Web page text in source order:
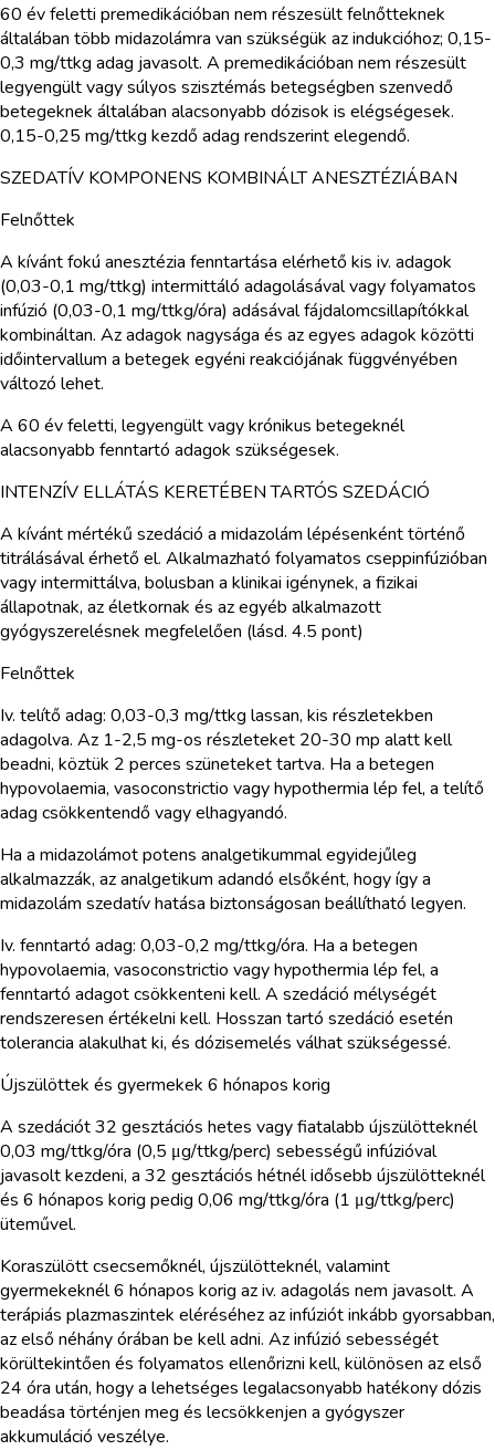
60 év feletti premedikációban nem részesült felnőtteknek
általában több midazolámra van szükségük az indukcióhoz; 0,15-
0,3 mg/ttkg adag javasolt. A premedikációban nem részesült
legyengült vagy súlyos szisztémás betegségben szenvedő
betegeknek általában alacsonyabb dózisok is elégségesek.
0,15-0,25 mg/ttkg kezdő adag rendszerint elegendő.
SZEDATÍV KOMPONENS KOMBINÁLT ANESZTÉZIÁBAN
Felnőttek
A kívánt fokú anesztézia fenntartása elérhető kis iv. adagok
(0,03-0,1 mg/ttkg) intermittáló adagolásával vagy folyamatos
infúzió (0,03-0,1 mg/ttkg/óra) adásával fájdalomcsillapítókkal
kombináltan. Az adagok nagysága és az egyes adagok közötti
időintervallum a betegek egyéni reakciójának függvényében
változó lehet.
A 60 év feletti, legyengült vagy krónikus betegeknél
alacsonyabb fenntartó adagok szükségesek.
INTENZÍV ELLÁTÁS KERETÉBEN TARTÓS SZEDÁCIÓ
A kívánt mértékű szedáció a midazolám lépésenként történő
titrálásával érhető el. Alkalmazható folyamatos cseppinfúzióban
vagy intermittálva, bolusban a klinikai igénynek, a fizikai
állapotnak, az életkornak és az egyéb alkalmazott
gyógyszerelésnek megfelelően (lásd. 4.5 pont)
Felnőttek
Iv. telítő adag: 0,03-0,3 mg/ttkg lassan, kis részletekben
adagolva. Az 1-2,5 mg-os részleteket 20-30 mp alatt kell
beadni, köztük 2 perces szüneteket tartva. Ha a betegen
hypovolaemia, vasoconstrictio vagy hypothermia lép fel, a telítő
adag csökkentendő vagy elhagyandó.
Ha a midazolámot potens analgetikummal egyidejűleg
alkalmazzák, az analgetikum adandó elsőként, hogy így a
midazolám szedatív hatása biztonságosan beállítható legyen.
Iv. fenntartó adag: 0,03-0,2 mg/ttkg/óra. Ha a betegen
hypovolaemia, vasoconstrictio vagy hypothermia lép fel, a
fenntartó adagot csökkenteni kell. A szedáció mélységét
rendszeresen értékelni kell. Hosszan tartó szedáció esetén
tolerancia alakulhat ki, és dózisemelés válhat szükségessé.
Újszülöttek és gyermekek 6 hónapos korig
A szedációt 32 gesztációs hetes vagy fiatalabb újszülötteknél
0,03 mg/ttkg/óra (0,5 μg/ttkg/perc) sebességű infúzióval
javasolt kezdeni, a 32 gesztációs hétnél idősebb újszülötteknél
és 6 hónapos korig pedig 0,06 mg/ttkg/óra (1 μg/ttkg/perc)
üteművel.
Koraszülött csecsemőknél, újszülötteknél, valamint
gyermekeknél 6 hónapos korig az iv. adagolás nem javasolt. A
terápiás plazmaszintek eléréséhez az infúziót inkább gyorsabban,
az első néhány órában be kell adni. Az infúzió sebességét
körültekintően és folyamatos ellenőrizni kell, különösen az első
24 óra után, hogy a lehetséges legalacsonyabb hatékony dózis
beadása történjen meg és lecsökkenjen a gyógyszer
akkumuláció veszélye.